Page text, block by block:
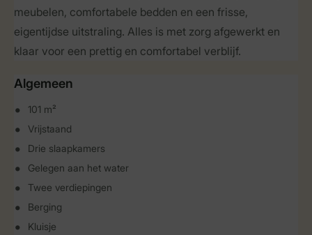
meubelen, comfortabele bedden en een frisse,
eigentijdse uitstraling. Alles is met zorg afgewerkt en
klaar voor een prettig en comfortabel verblijf.
Algemeen
101 m²
Vrijstaand
Drie slaapkamers
Gelegen aan het water
Twee verdiepingen
Berging
Kluisje